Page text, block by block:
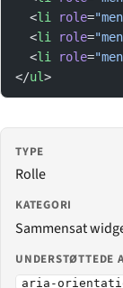
  <
li role=
  <
li role=
  <
li role=
</ul>
TYPE
Rolle
KATEGORI
Sammensat
UNDERSTØTTEDE
aria-